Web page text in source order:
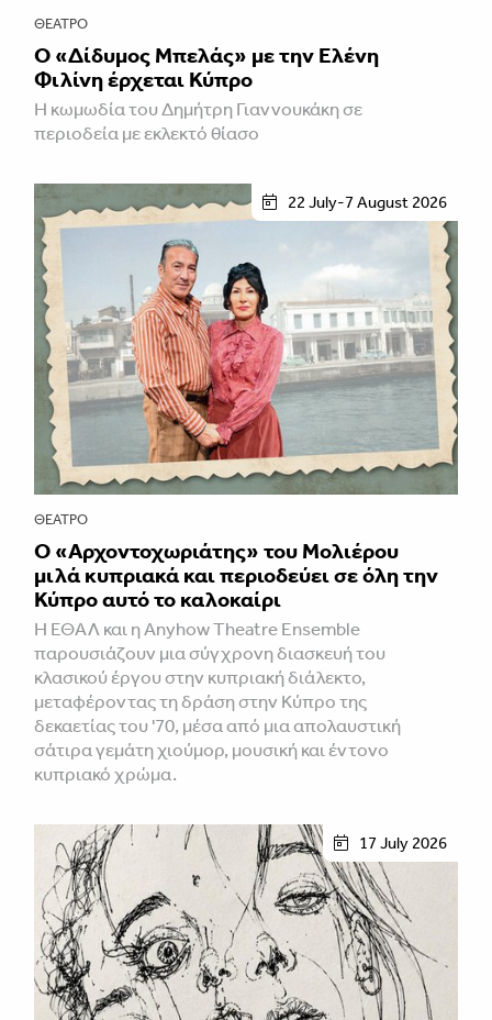
ΘΈΑΤΡΟ
Ο «Δίδυμος Μπελάς» με την Ελένη
Φιλίνη έρχεται Κύπρο
Η κωμωδία του Δημήτρη Γιαννουκάκη σε
περιοδεία με εκλεκτό θίασο
22 July-7 August 2026
ΘΈΑΤΡΟ
Ο «Αρχοντοχωριάτης» του Μολιέρου
μιλά κυπριακά και περιοδεύει σε όλη την
Κύπρο αυτό το καλοκαίρι
Η ΕΘΑΛ και η Anyhow Theatre Ensemble
παρουσιάζουν μια σύγχρονη διασκευή του
κλασικού έργου στην κυπριακή διάλεκτο,
μεταφέροντας τη δράση στην Κύπρο της
δεκαετίας του '70, μέσα από μια απολαυστική
σάτιρα γεμάτη χιούμορ, μουσική και έντονο
κυπριακό χρώμα.
17 July 2026